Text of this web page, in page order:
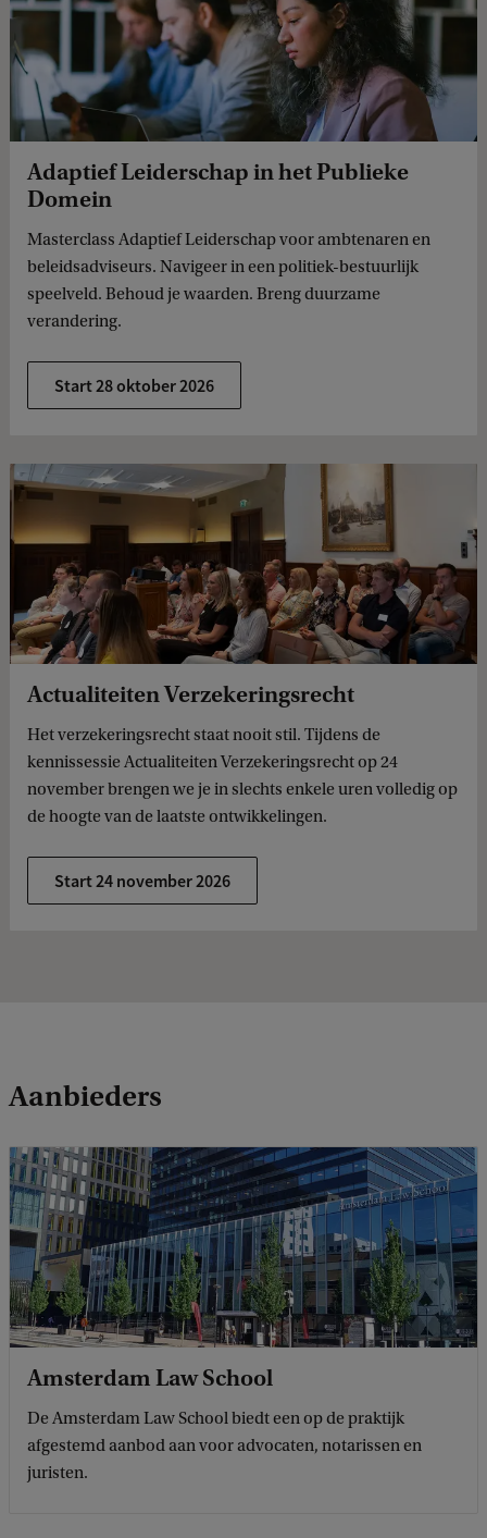
Adaptief Leiderschap in het Publieke
Domein
Masterclass Adaptief Leiderschap voor ambtenaren en
beleidsadviseurs. Navigeer in een politiek-bestuurlijk
speelveld. Behoud je waarden. Breng duurzame
verandering.
Start 28 oktober 2026
Actualiteiten Verzekeringsrecht
Het verzekeringsrecht staat nooit stil. Tijdens de
kennissessie Actualiteiten Verzekeringsrecht op 24
november brengen we je in slechts enkele uren volledig op
de hoogte van de laatste ontwikkelingen.
Start 24 november 2026
Aanbieders
Amsterdam Law School
De Amsterdam Law School biedt een op de praktijk
afgestemd aanbod aan voor advocaten, notarissen en
juristen.